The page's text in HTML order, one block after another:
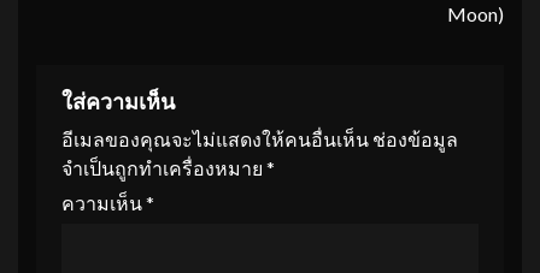
Moon)
ใส่ความเห็น
อีเมลของคุณจะไม่แสดงให้คนอื่นเห็น ช่องข้อมูล
จำเป็นถูกทำเครื่องหมาย *
ความเห็น*